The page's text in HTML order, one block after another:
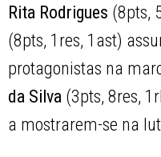
Rita Rodrigues (8pts,
(8pts, 1res, 1ast)
protagonistas na
da Silva (3pts, 8res,
a mostrarem-se na